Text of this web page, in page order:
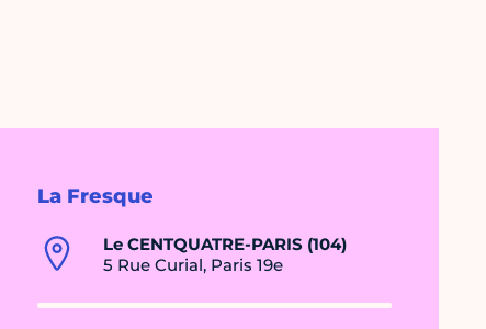
La Fresque
Le CENTQUATRE-PARIS (104)
5 Rue Curial, Paris 19e